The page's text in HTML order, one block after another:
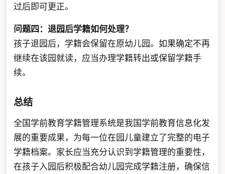
过后即可更正。
问题四：退园后学籍如何处理？
孩子退园后，学籍会保留在原幼儿园。如果确定不再
继续在该园就读，应当办理学籍转出或保留学籍手
续。
总结
全国学前教育学籍管理系统是我国学前教育信息化发
展的重要成果，为每一位在园儿童建立了完整的电子
学籍档案。家长应当充分认识到学籍管理的重要性，
在孩子入园后积极配合幼儿园完成学籍注册，确保信